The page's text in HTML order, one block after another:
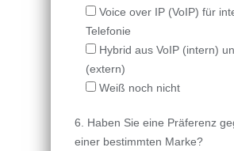
Voice over IP (VoIP) für
Telefonie
Hybrid aus VoIP (intern)
(extern)
Weiß noch nicht
6. Haben Sie eine Präferenz
einer bestimmten Marke?